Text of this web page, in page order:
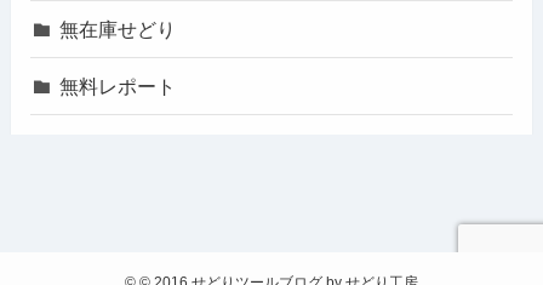
無在庫せどり
無料レポート